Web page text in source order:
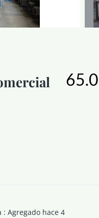
: Agregado hace 4